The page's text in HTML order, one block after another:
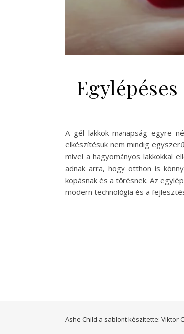
A gél lakkok manapság egyre
elkészítésük nem mindig
mivel a hagyományos lakkokkal
adnak arra, hogy otthon is
kopásnak és a törésnek. Az
modern technológia és a
Ashe Child a sablont készítette: Viktor